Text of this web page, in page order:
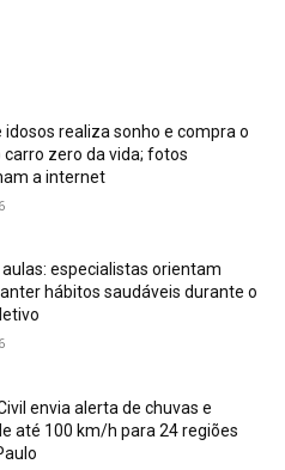
idosos realiza sonho e compra o
carro zero da vida; fotos
a internet
especialistas orientam
hábitos saudáveis durante o
envia alerta de chuvas e
até 100 km/h para 24 regiões